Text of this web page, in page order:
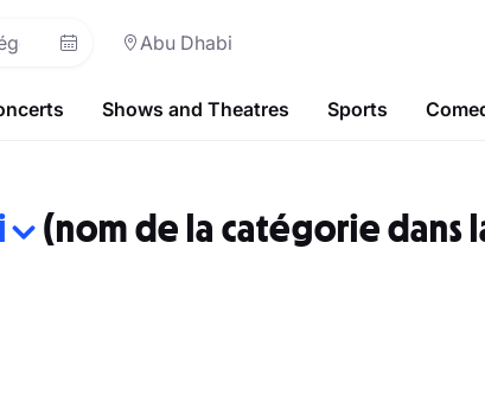
Abu Dhabi
Shows and Theatres Sports
(nom de la catégorie dans